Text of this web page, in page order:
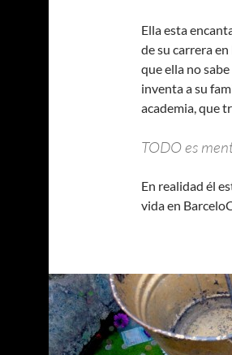
Ella esta
de su carrera
que ella no
inventa a su
academia, que
TODO es
En realidad él
vida en